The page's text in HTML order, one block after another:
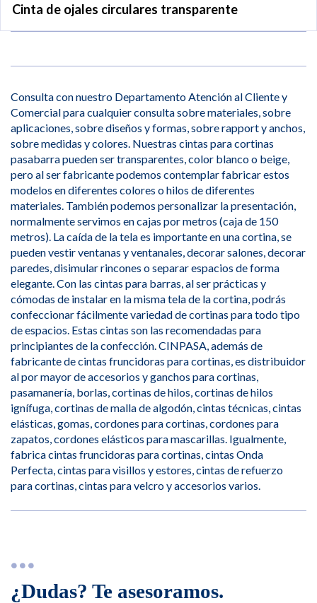
Cinta de ojales circulares transparente
Consulta con nuestro Departamento Atención al Cliente y
Comercial para cualquier consulta sobre materiales, sobre
aplicaciones, sobre diseños y formas, sobre rapport y anchos,
sobre medidas y colores. Nuestras cintas para cortinas
pasabarra pueden ser transparentes, color blanco o beige,
pero al ser fabricante podemos contemplar fabricar estos
modelos en diferentes colores o hilos de diferentes
materiales. También podemos personalizar la presentación,
normalmente servimos en cajas por metros (caja de 150
metros). La caída de la tela es importante en una cortina, se
pueden vestir ventanas y ventanales, decorar salones, decorar
paredes, disimular rincones o separar espacios de forma
elegante. Con las cintas para barras, al ser prácticas y
cómodas de instalar en la misma tela de la cortina, podrás
confeccionar fácilmente variedad de cortinas para todo tipo
de espacios. Estas cintas son las recomendadas para
principiantes de la confección. CINPASA, además de
fabricante de cintas fruncidoras para cortinas, es distribuidor
al por mayor de accesorios y ganchos para cortinas,
pasamanería, borlas, cortinas de hilos, cortinas de hilos
ignífuga, cortinas de malla de algodón, cintas técnicas, cintas
elásticas, gomas, cordones para cortinas, cordones para
zapatos, cordones elásticos para mascarillas. Igualmente,
fabrica cintas fruncidoras para cortinas, cintas Onda
Perfecta, cintas para visillos y estores, cintas de refuerzo
para cortinas, cintas para velcro y accesorios varios.
¿Dudas? Te asesoramos.